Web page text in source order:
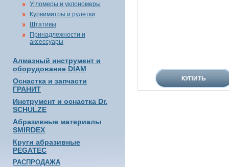
Угломеры и уклономеры
Курвимитры и рулетки
Штативы
Принадлежности и
аксессуары
Алмазный инструмент и
оборудование DIAM
Оснастка и запчасти
ГРАНИТ
Инструмент и оснастка Dr.
SCHULZE
Абразивные материалы
SMIRDEX
Круги абразивные
PEGATEC
РАСПРОДАЖА